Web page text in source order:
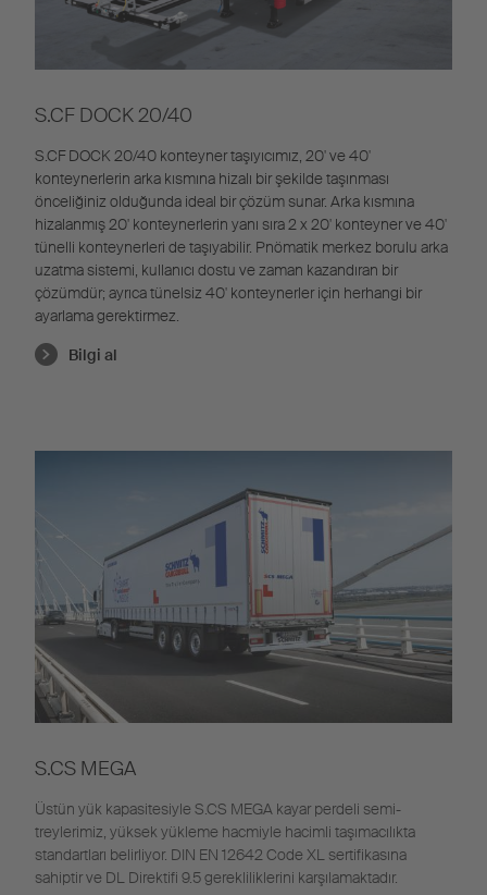
S.CF DOCK 20/40
S.CF DOCK 20/40 konteyner taşıyıcımız, 20' ve 40'
konteynerlerin arka kısmına hizalı bir şekilde taşınması
önceliğiniz olduğunda ideal bir çözüm sunar. Arka kısmına
hizalanmış 20' konteynerlerin yanı sıra 2 x 20' konteyner ve 40'
tünelli konteynerleri de taşıyabilir. Pnömatik merkez borulu arka
uzatma sistemi, kullanıcı dostu ve zaman kazandıran bir
çözümdür; ayrıcatünelsiz 40' konteynerler için herhangi bir
ayarlama gerektirmez.
Bilgi al
S.CS MEGA
Üstün yük kapasitesiyle S.CS MEGA kayar perdeli semi-
treylerimiz, yüksek yükleme hacmiyle hacimli taşımacılıkta
standartları belirliyor. DIN EN 12642Code XL sertifikasına
sahiptir ve DL Direktifi 9.5 gerekliliklerini karşılamaktadır.